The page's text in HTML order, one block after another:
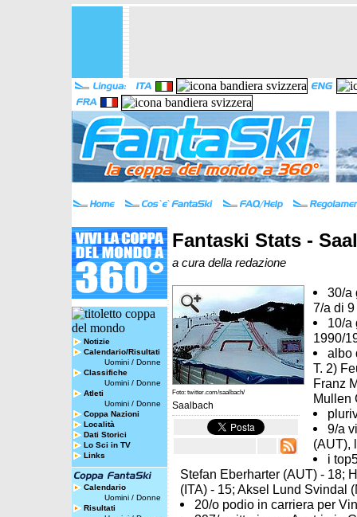
Notizie
Calendario/Risultati
Uomini / Donne
Classifiche
Uomini / Donne
Atleti
Uomini / Donne
Coppa Nazioni
Località
Dati Storici
Lo Sci in TV
Links
Calendario
Uomini / Donne
Risultati
Fantaski Stats -
a cura della redazione
Foto: twitter.com/saalbach/
Saalbach
30/a
7/a di
10/a
1990/
albo
T. 2)
Franz
Mullen
9/a
(AUT),
i
Stefan Eberharter (AUT) - 18;
(ITA) - 15; Aksel Lund Svindal
20/o podio in carriera per